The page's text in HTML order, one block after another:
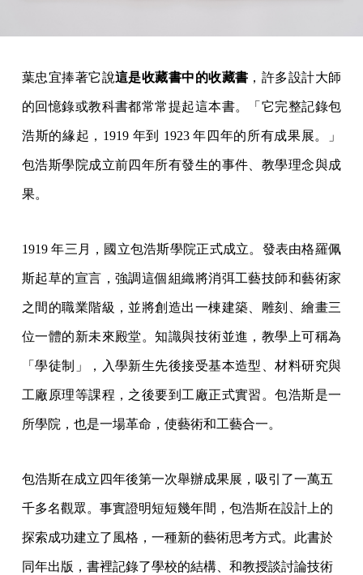
葉忠宜捧著它說這是收藏書中的收藏書 ，許多設計大師
的回憶錄或教科書都常常提起這本書。「它完整記錄包
浩斯的緣起，1919 年到 1923 年四年的所有成果展。」
包浩斯學院成立前四年所有發生的事件、教學理念與成
果。
1919 年三月，國立包浩斯學院正式成立。發表由格羅佩
斯起草的宣言，強調這個組織將消弭工藝技師和藝術家
之間的職業階級，並將創造出一棟建築、雕刻、繪畫三
位一體的新未來殿堂。知識與技術並進，教學上可稱為
「學徒制」，入學新生先後接受基本造型、材料研究與
工廠原理等課程，之後要到工廠正式實習。包浩斯是一
所學院，也是一場革命，使藝術和工藝合一。
包浩斯在成立四年後第一次舉辦成果展，吸引了一萬五
千多名觀眾。事實證明短短幾年間，包浩斯在設計上的
探索成功建立了風格，一種新的藝術思考方式。此書於
同年出版，書裡記錄了學校的結構、和教授談討論技術